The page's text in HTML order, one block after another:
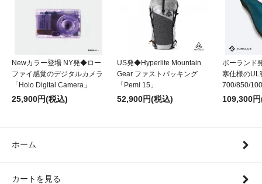
Newカラー登場 NY発◆ロー
ファイ感覚のデジタルカメラ
「Holo Digital Camera」
25,900円(税込)
US発◆Hyperlite Mountain
Gear ファストパッキング
「Pemi 15」
52,900円(税込)
ポーランド
寒仕様のUL
700/850/
109,300
ホーム
カートを見る